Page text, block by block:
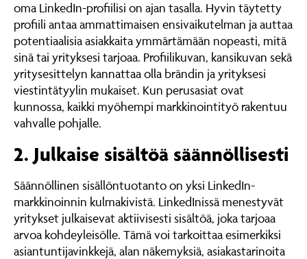
oma LinkedIn-profiilisi on ajan tasalla. Hyvin täytetty
profiili antaa ammattimaisen ensivaikutelman ja auttaa
potentiaalisia asiakkaita ymmärtämään nopeasti, mitä
sinä tai yrityksesi tarjoaa. Profiilikuvan, kansikuvan sekä
yritysesittelyn kannattaa olla brändin ja yrityksesi
viestintätyylin mukaiset. Kun perusasiat ovat
kunnossa, kaikki myöhempi markkinointityö rakentuu
vahvalle pohjalle.
2. Julkaise sisältöä säännöllisesti
Säännöllinen sisällöntuotanto on yksi LinkedIn-
markkinoinnin kulmakivistä. LinkedInissä menestyvät
yritykset julkaisevat aktiivisesti sisältöä, joka tarjoaa
arvoa kohdeyleisölle. Tämä voi tarkoittaa esimerkiksi
asiantuntijavinkkejä, alan näkemyksiä, asiakastarinoita